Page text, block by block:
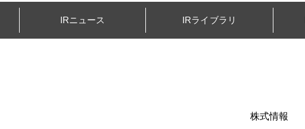
IRニュース IRライブラリ
株式情報